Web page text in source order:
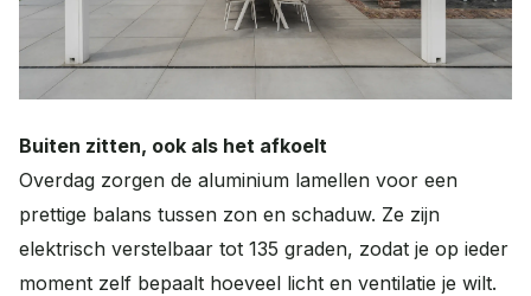
Buiten zitten, ook als het afkoelt
Overdag zorgen de aluminium lamellen voor een
prettige balans tussen zon en schaduw. Ze zijn
elektrisch verstelbaar tot 135 graden, zodat je op ieder
moment zelf bepaalt hoeveel licht en ventilatie je wilt.